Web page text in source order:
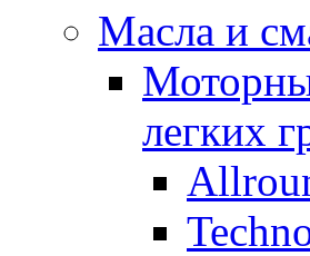
Масла и
легких